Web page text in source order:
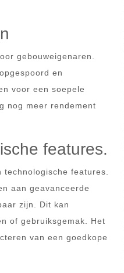
gebouweigenaren.
en
voor een soepele
nog meer rendement
features.
features.
aan geavanceerde
zijn. Dit kan
of gebruiksgemak. Het
van een goedkope